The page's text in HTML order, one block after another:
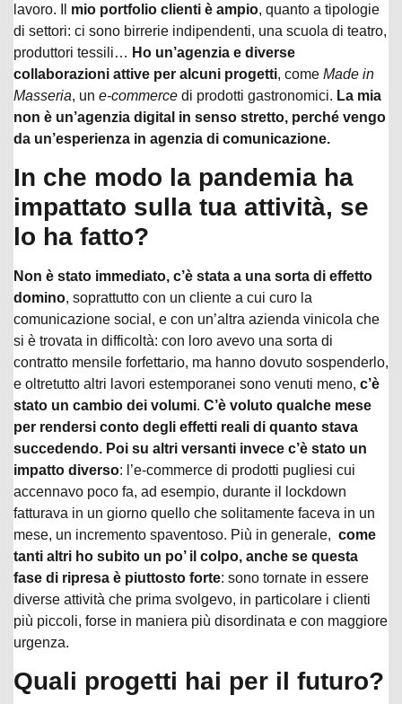
lavoro. Il mio portfolio clienti è ampio, quanto a tipologie
di settori: ci sono birrerie indipendenti, una scuola di teatro,
produttori tessili… Ho un’agenzia e diverse
collaborazioni attive per alcuni progetti, come Made in
Masseria, un e-commerce di prodotti gastronomici. La mia
non è un’agenzia digital in senso stretto, perché vengo
da un’esperienza in agenzia di comunicazione.
In che modo la pandemia ha
impattato sulla tua attività, se
lo ha fatto?
Non è stato immediato, c’è stata a una sorta di effetto
domino, soprattutto con un cliente a cui curo la
comunicazione social, e con un’altra azienda vinicola che
si è trovata in difficoltà: con loro avevo una sorta di
contratto mensile forfettario, ma hanno dovuto sospenderlo,
e oltretutto altri lavori estemporanei sono venuti meno, c’è
stato un cambio dei volumi. C’è voluto qualche mese
per rendersi conto degli effetti reali di quanto stava
succedendo. Poi su altri versanti invece c’è stato un
impatto diverso: l’e-commerce di prodotti pugliesi cui
accennavo poco fa, ad esempio, durante il lockdown
fatturava in un giorno quello che solitamente faceva in un
mese, un incremento spaventoso. Più in generale, come
tanti altri ho subito un po’ il colpo, anche se questa
fase di ripresa è piuttosto forte: sono tornate in essere
diverse attività che prima svolgevo, in particolare i clienti
più piccoli, forse in maniera più disordinata e con maggiore
urgenza.
Quali progetti hai per il futuro?